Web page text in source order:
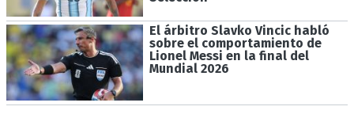
El árbitro Slavko Vincic habló
sobre el comportamiento de
Lionel Messi en la final del
Mundial 2026